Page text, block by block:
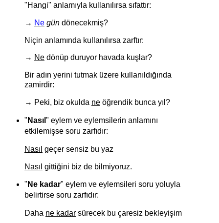
"Hangi" anlamıyla kullanılırsa sıfattır:
→ Ne gün dönecekmiş?
Niçin anlamında kullanılırsa zarftır:
→ Ne dönüp duruyor havada kuşlar?
Bir adın yerini tutmak üzere kullanıldığında
zamirdir:
→ Peki, biz okulda ne öğrendik bunca yıl?
" Nasıl " eylem ve eylemsilerin anlamını
etkilemişse soru zarfıdır:
Nasıl geçer sensiz bu yaz
Nasıl gittiğini biz de bilmiyoruz.
" Ne kadar" eylem ve eylemsileri soru yoluyla
belirtirse soru zarfıdır:
Daha ne kadar sürecek bu çaresiz bekleyişim